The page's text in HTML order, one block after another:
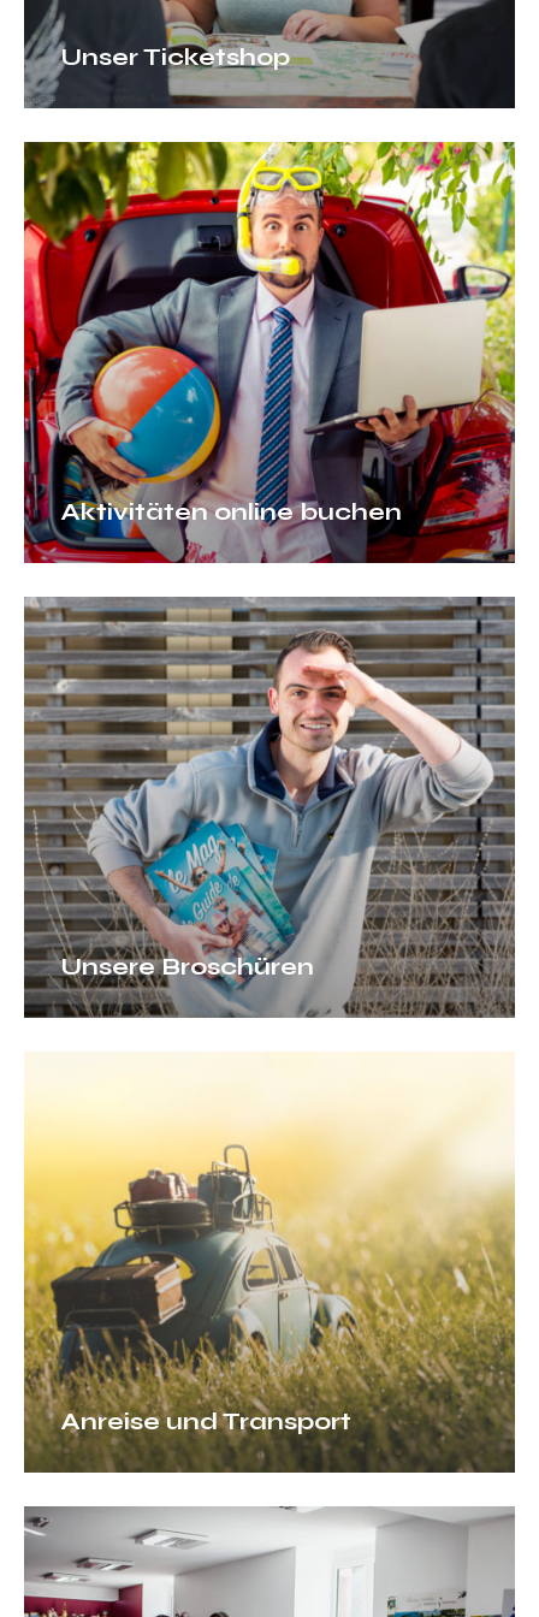
Unser Ticketshop
Aktivitäten
online
buchen
Aktivitäten online buchen
Unsere
Broschüren
Unsere Broschüren
Anreise und Transport
Unsere
Touristeninformationen